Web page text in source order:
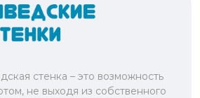
стенка – это возможность
не выходя из собственного